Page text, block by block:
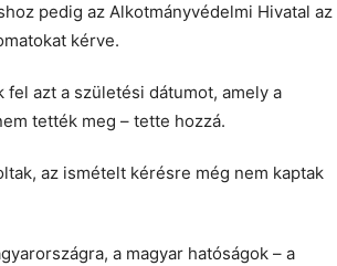
pedig az Alkotmányvédelmi Hivatal az
kérve.
azt a születési dátumot, amely a
tették meg – tette hozzá.
az ismételt kérésre még nem kaptak
a magyar hatóságok – a